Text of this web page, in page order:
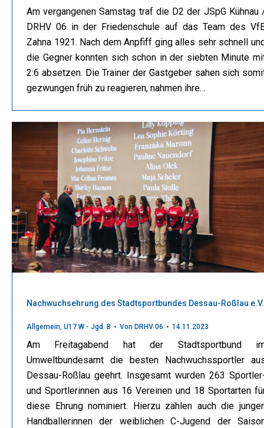
Am vergangenen Samstag traf die D2 der JSpG Kühnau
DRHV 06 in der Friedenschule auf das Team des
Zahna 1921. Nach dem Anpfiff ging alles sehr schnell
die Gegner konnten sich schon in der siebten Minute
2:6 absetzen. Die Trainer der Gastgeber sahen sich
gezwungen früh zu reagieren, nahmen ihre…
Nachwuchsehrung des Stadtsportbundes Dessau-Roßlau e.V.
Allgemein, U17 W - Jgd. B Von DRHV 06 14.11.2023
Am Freitagabend hat der Stadtsportbund
Umweltbundesamt die besten Nachwuchssportler
Dessau-Roßlau geehrt. Insgesamt wurden 263
und Sportlerinnen aus 16 Vereinen und 18 Sportarten
diese Ehrung nominiert. Hierzu zählen auch die
Handballerinnen der weiblichen C-Jugend der